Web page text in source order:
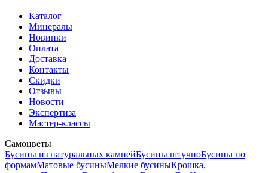
Каталог
Минералы
Новинки
Оплата
Доставка
Контакты
Скидки
Отзывы
Новости
Экспертиза
Мастер-классы
Самоцветы
Бусины из натуральных камнейБусины штучноБусины по
формамМатовые бусиныМелкие бусиныКрошка,